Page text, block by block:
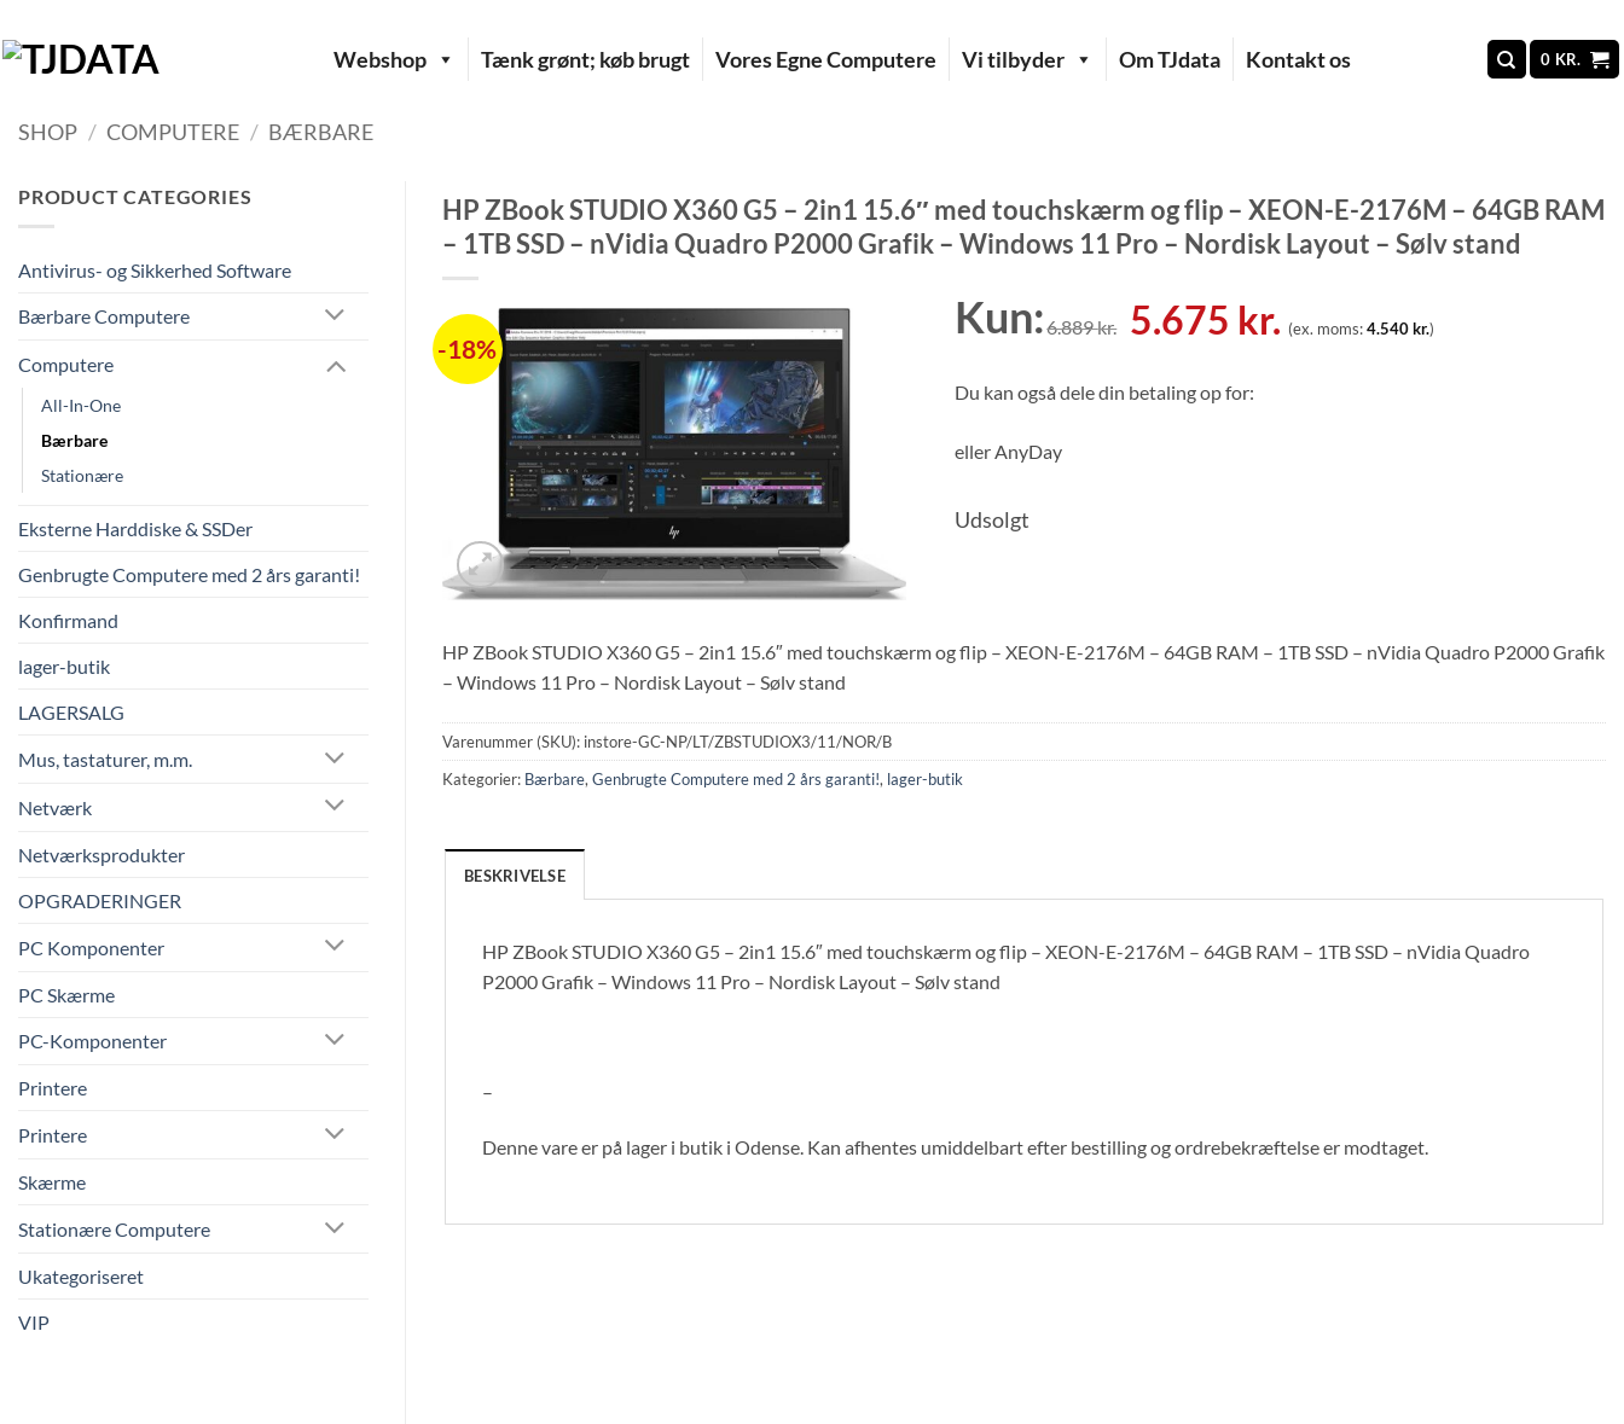
til
indhold
Webshop Tænk grønt; køb brugt Vores Egne Computere Vi tilbyder Om TJdata Kontakt os 0 KR.
SHOP / COMPUTERE / BÆRBARE
PRODUCT CATEGORIES
Antivirus- og Sikkerhed Software
Bærbare Computere
Computere
All-In-One
Bærbare
Stationære
Eksterne Harddiske & SSDer
Genbrugte Computere med 2 års garanti!
Konfirmand
lager-butik
LAGERSALG
Mus, tastaturer, m.m.
Netværk
Netværksprodukter
OPGRADERINGER
PC Komponenter
PC Skærme
PC-Komponenter
Printere
Printere
Skærme
Stationære Computere
Ukategoriseret
VIP
HP ZBook STUDIO X360 G5 – 2in1 15.6″ med touchskærm og flip – XEON-E-2176M – 64GB RAM
– 1TB SSD – nVidia Quadro P2000 Grafik – Windows 11 Pro – Nordisk Layout – Sølv stand
-18%
Kun:6.889kr.
Den
pris
5.675 kr. Den
(ex. moms:4.540kr.)
Du kan også dele din betaling op for:
ellerAnyDay
Udsolgt
HP ZBook STUDIO X360 G5 – 2in1 15.6″ med touchskærm og flip – XEON-E-2176M – 64GB RAM – 1TB SSD – nVidia Quadro P2000 Grafik
– Windows 11 Pro – Nordisk Layout – Sølv stand
Varenummer (SKU): instore-GC-NP/LT/ZBSTUDIOX3/11/NOR/B
Kategorier: Bærbare, Genbrugte Computere med 2 års garanti!, lager-butik
BESKRIVELSE
HP ZBook STUDIO X360 G5 – 2in1 15.6″ med touchskærm og flip – XEON-E-2176M – 64GB RAM – 1TB SSD – nVidia Quadro
P2000 Grafik – Windows 11 Pro – Nordisk Layout – Sølv stand
–
Denne vare er på lager i butik i Odense. Kan afhentes umiddelbart efter bestilling og ordrebekræftelse er modtaget.